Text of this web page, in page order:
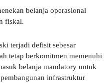
belanja operasional
fiskal.
terjadi defisit sebesar
tetap berkomitmen memenuhi
belanja mandatory untuk
infrastruktur